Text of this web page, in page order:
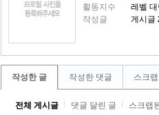
활동지수
레벨
작성글
게시글
작성한 글 작성한 댓글 스크
전체 게시글 댓글 달린 글 스크랩